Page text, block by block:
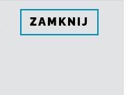
ZAMKNIJ